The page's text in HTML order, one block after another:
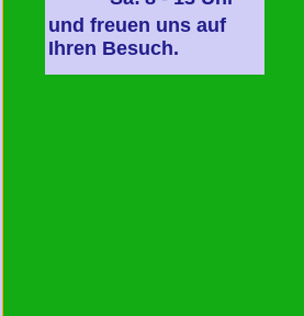
und freuen uns auf
Ihren Besuch.